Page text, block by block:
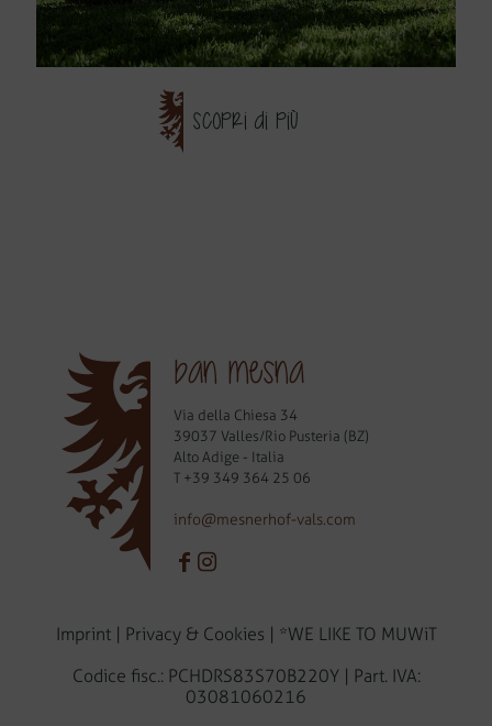
SCOPRI DI PIÙ
ban mesna
Via della Chiesa 34
39037 Valles/Rio Pusteria (BZ)
Alto Adige - Italia
T +39 349 364 25 06
info@mesnerhof-vals.com
Imprint| Privacy & Cookies | *WE LIKE TO MUWiT
Codice fisc.: PCHDRS83S70B220Y | Part. IVA:
03081060216